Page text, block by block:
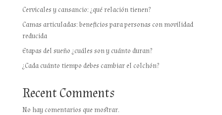
Cervicales y cansancio: ¿qué relación tienen?
Camas articuladas: beneficios para personas con movilidad
reducida
Etapas del sueño ¿cuáles son y cuánto duran?
¿Cada cuánto tiempo debes cambiar el colchón?
Recent Comments
No hay comentarios que mostrar.